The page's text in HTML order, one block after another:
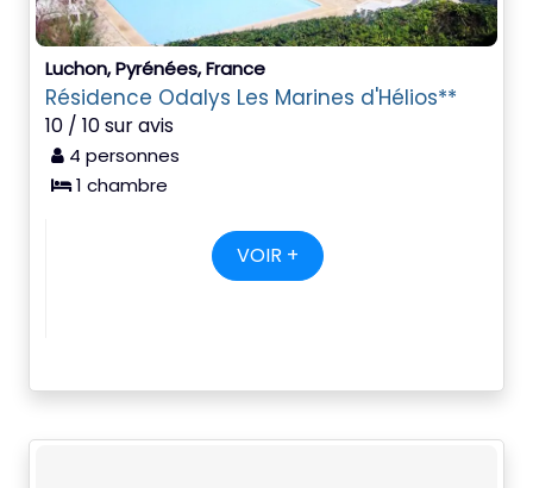
Luchon, Pyrénées, France
Résidence Odalys Les Marines d'Hélios**
10 / 10 sur avis
4 personnes
1 chambre
VOIR +